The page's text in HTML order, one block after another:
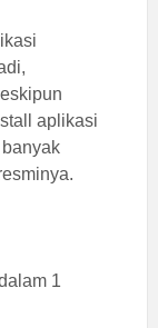
aplikasi
1